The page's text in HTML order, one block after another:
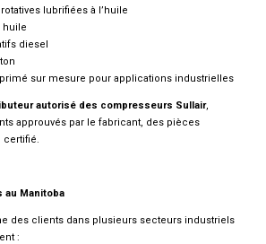
lubrifiées à l’huile
huile
diesel
sur mesure pour applications industrielles
autorisé des compresseurs Sullair,
approuvés par le fabricant, des pièces
certifié.
au Manitoba
des clients dans plusieurs secteurs industriels
: